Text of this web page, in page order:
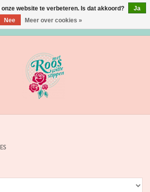
website te verbeteren. Is dat akkoord?
Ja
Nee
Meer over cookies »